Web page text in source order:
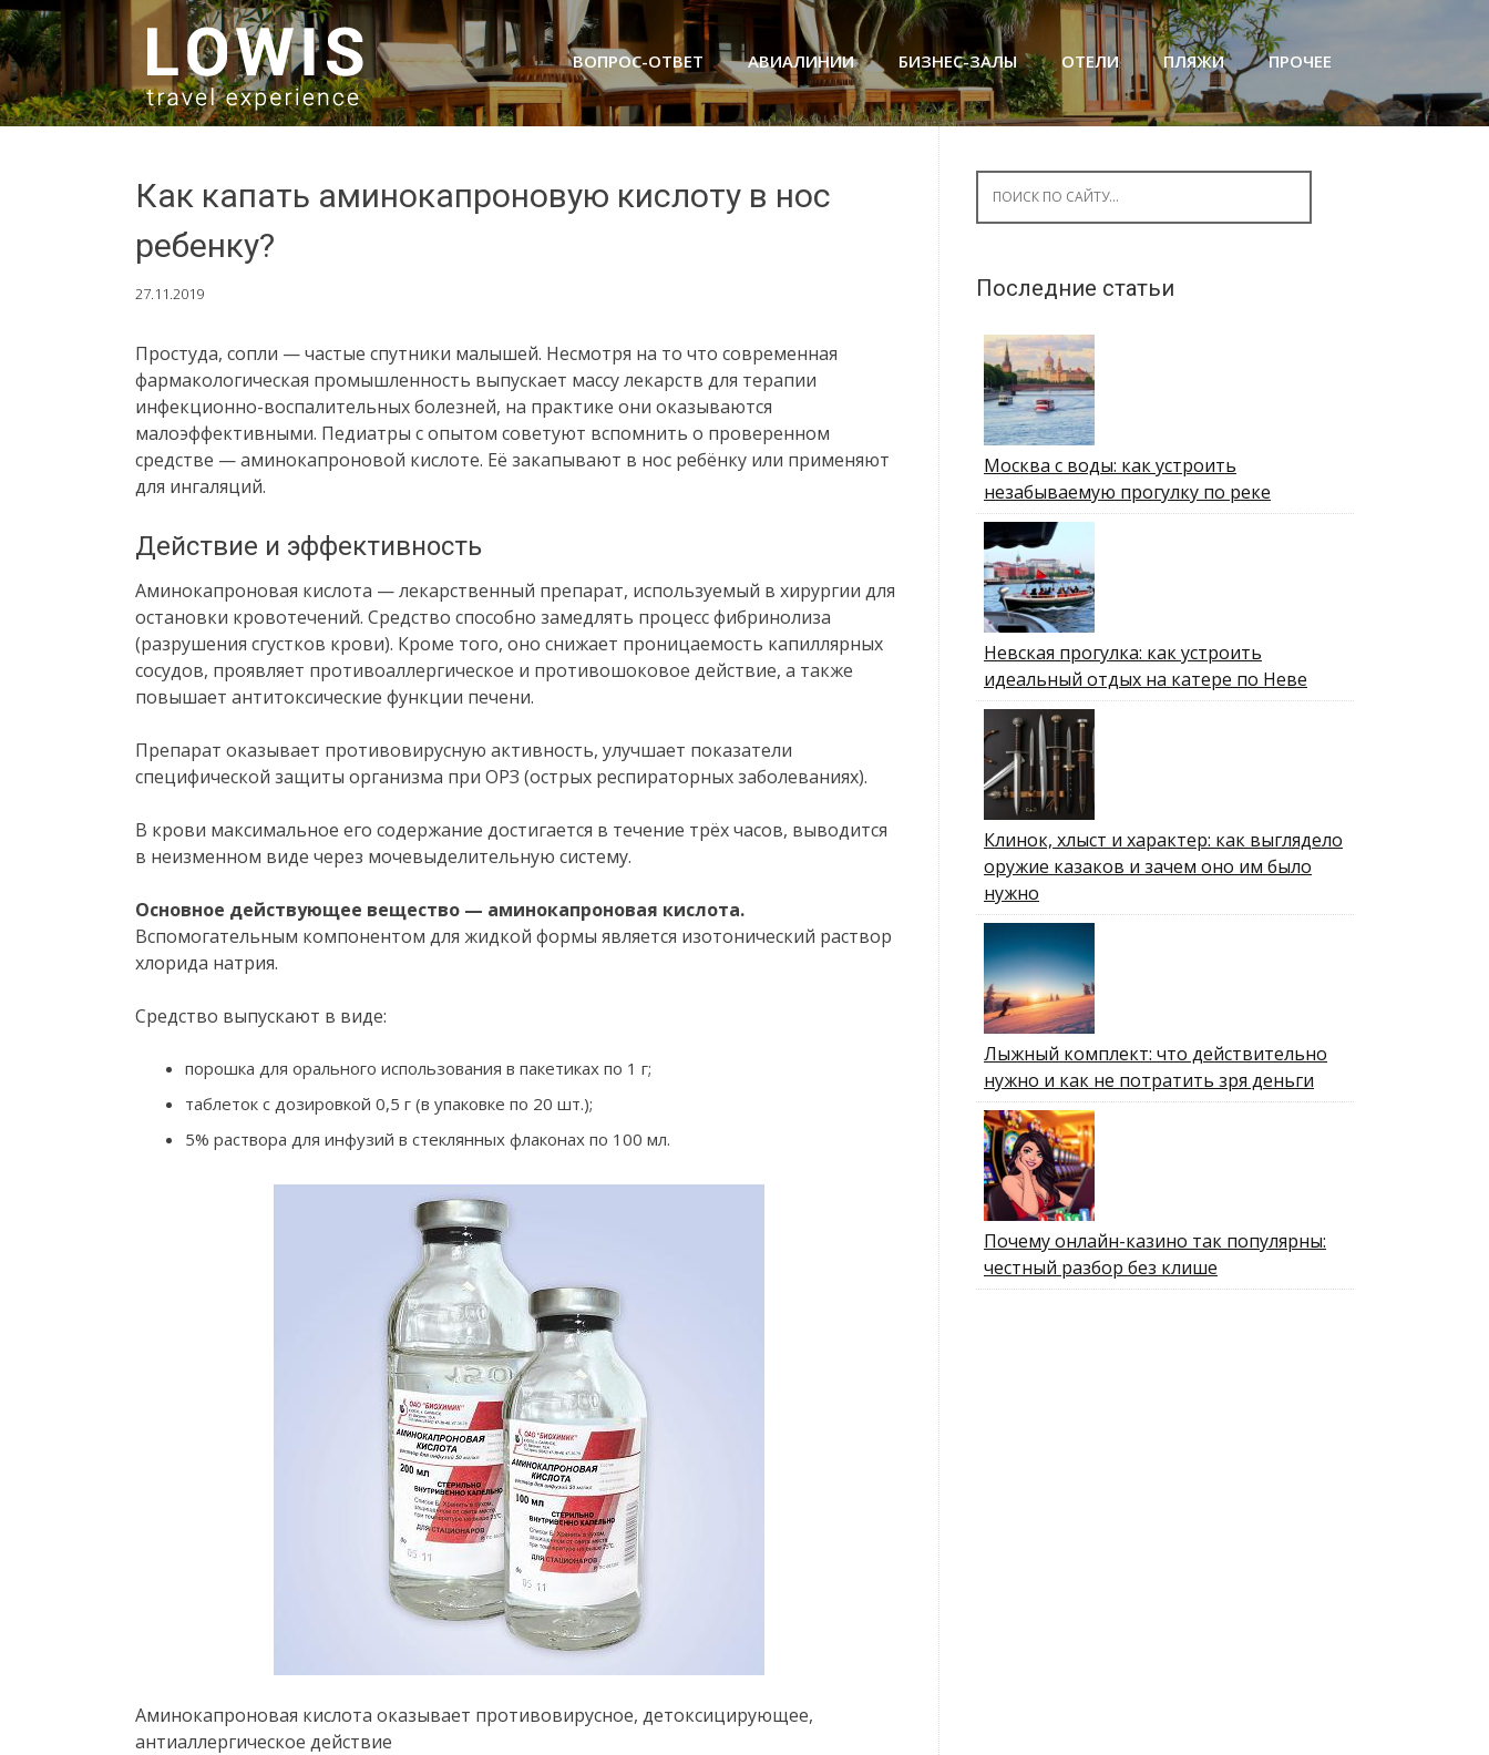
SKIP TO CONTENT ПРОЧЕЕ
ПЛЯЖИ
ОТЕЛИ
БИЗНЕС-ЗАЛЫ
АВИАЛИНИИ
ВОПРОС-ОТВЕТ
Как капать аминокапроновую кислоту в нос
ребенку?
27.11.2019
Простуда, сопли — частые спутники малышей. Несмотря на то что современная
фармакологическая промышленность выпускает массу лекарств для терапии
инфекционно-воспалительных болезней, на практике они оказываются
малоэффективными. Педиатры с опытом советуют вспомнить о проверенном
средстве — аминокапроновой кислоте. Её закапывают в нос ребёнку или применяют
для ингаляций.
Действие и эффективность
Аминокапроновая кислота — лекарственный препарат, используемый в хирургии для
остановки кровотечений. Средство способно замедлять процесс фибринолиза
(разрушения сгустков крови). Кроме того, оно снижает проницаемость капиллярных
сосудов, проявляет противоаллергическое и противошоковое действие, а также
повышает антитоксические функции печени.
Препарат оказывает противовирусную активность, улучшает показатели
специфической защиты организма при ОРЗ (острых респираторных заболеваниях).
В крови максимальное его содержание достигается в течение трёх часов, выводится
в неизменном виде через мочевыделительную систему.
Основное действующее вещество — аминокапроновая кислота.
Вспомогательным компонентом для жидкой формы является изотонический раствор
хлорида натрия.
Средство выпускают в виде:
порошка для орального использования в пакетиках по 1 г;
таблеток с дозировкой 0,5 г (в упаковке по 20 шт.);
5% раствора для инфузий в стеклянных флаконах по 100 мл.
Аминокапроновая кислота оказывает противовирусное, детоксицирующее,
антиаллергическое действие
Последние статьи
Москва с воды: как устроить
незабываемую прогулку по реке
Невская прогулка: как устроить
идеальный отдых на катере по Неве
Клинок, хлыст и характер: как выглядело
оружие казаков и зачем оно им было
нужно
Лыжный комплект: что действительно
нужно и как не потратить зря деньги
Почему онлайн-казино так популярны:
честный разбор без клише